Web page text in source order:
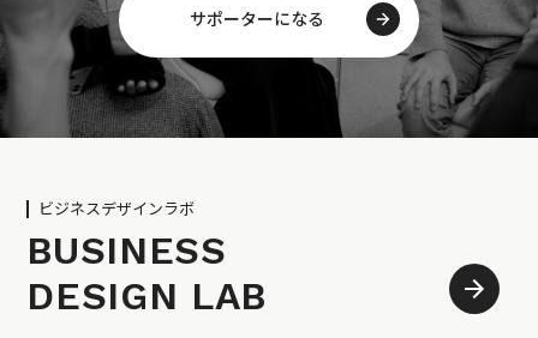
サポーターになる
ビジネスデザインラボ
BUSINESS
DESIGN LAB